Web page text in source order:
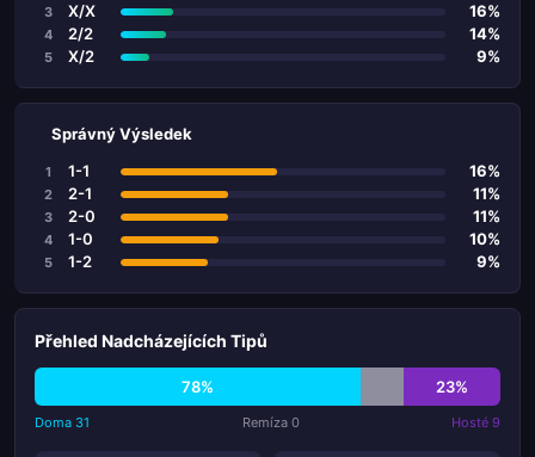
3 X/X 16%
4 2/2 14%
5 X/2 9%
Správný Výsledek
1 1-1 16%
2 2-1 11%
3 2-0 11%
4 1-0 10%
5 1-2 9%
Přehled Nadcházejících Tipů
78% 23%
Doma 31 Remíza 0 Hosté 9